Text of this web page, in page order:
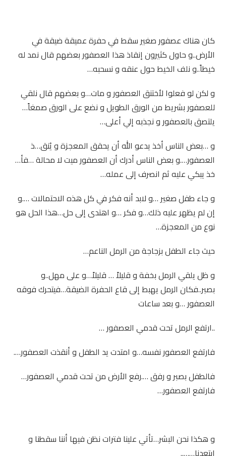
كان هناك عصفور صغير سقط في حفرة عميقة ضيقة في
الأرض..و حاول كثيرون إنقاذ هذا العصفور بعضهم قال نمد له
خيطاً..و نلف الخيط حول عنقه و نسحبه…
و لكن لو فعلوا لأختنق العصفور و مات…و بعضهم قال نلقي
للعصفور بشريط من الورق الطويل و نضع على الورق صمغاً…
يلتصق بالعصفور و نجذبه إلي أعلى…
و …بعض الناس أخذ يدعو الله أن يحقق المعجزة و يُنق…ذ
العصفور….و بعض الناس أدرك أن العصفور ميت لا محالة …فأ…
خذ يبكي عليه ثم انصرف إلى عمله…
و جاء طفل صغير …و لابد أنه فكر في كل هذه الاحتمالات ….و
إن لم يظهر عليه ذلك…و فكر …و اهتدى إلى حل…هذا الحل هو
نوع من المعجزة…
حيث جاء الطفل بزجاجة من الرمل الناعم…
و ظل يلقي الرمل بخفة و قليلاً … قليلاً…و على مهل..و
بصبر..فكان الرمل يهبط إلى قاع الحفرة الضيقة…فيتحرك فوقه
العصفور …و بعد ساعات
..ارتفع الرمل تحت قدمي العصفور …
فارتفع العصفور نفسه…و امتدت يد الطفل و أنقذت العصفور….
فالطفل بصبر و رفق ….رفع الأرض من تحت قدمي العصفور…
فارتفع العصفور…
و هكذا نحن البشر…تأتي علينا فترات نظن فيها أننا سقطنا و
ابتعدنا……..